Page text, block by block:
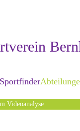
Sportfinder
Videoanalyse